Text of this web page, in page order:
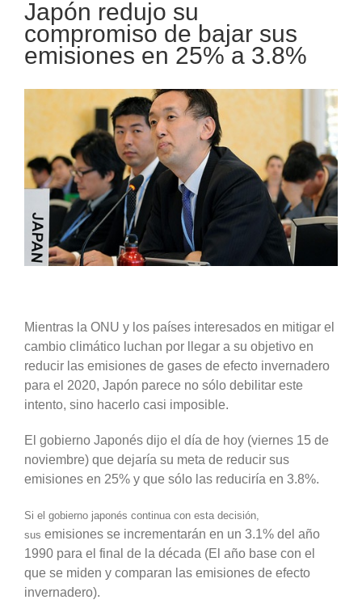
Japón redujo su
compromiso de bajar sus
emisiones en 25% a 3.8%
Mientras la ONU y los países interesados en mitigar el
cambio climático luchan por llegar a su objetivo en
reducir las emisiones de gases de efecto invernadero
para el 2020, Japón parece no sólo debilitar este
intento, sino hacerlo casi imposible.
El gobierno Japonés dijo el día de hoy (viernes 15 de
noviembre) que dejaría su meta de reducir sus
emisiones en 25% y que sólo las reduciría en 3.8%.
Si el gobierno japonés continua con esta decisión,
sus emisiones se incrementarán en un 3.1% del año
1990 para el final de la década (El año base con el
que se miden y comparan las emisiones de efecto
invernadero).